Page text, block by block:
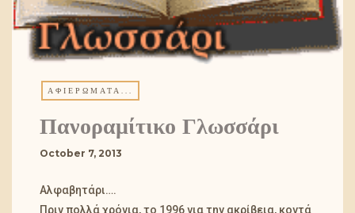
ΑΦΙΕΡΏΜΑΤΑ...
Πανοραμίτικο Γλωσσάρι
October 7, 2013
Αλφαβητάρι….
Πριν πολλά χρόνια, το 1996 για την ακρίβεια, κοντά